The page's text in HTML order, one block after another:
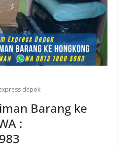
depok
Barang ke
: